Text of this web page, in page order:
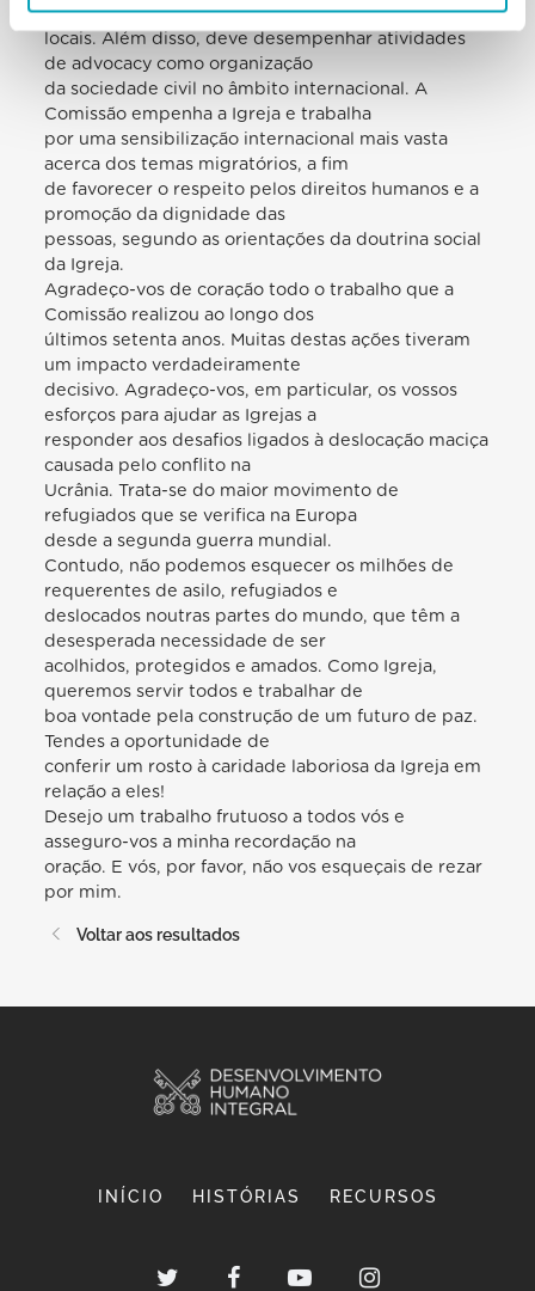
comunhão com as Igrejas
locais. Além disso, deve desempenhar atividades
de advocacy como organização
da sociedade civil no âmbito internacional. A
Comissão empenha a Igreja e trabalha
por uma sensibilização internacional mais vasta
acerca dos temas migratórios, a fim
de favorecer o respeito pelos direitos humanos e a
promoção da dignidade das
pessoas, segundo as orientações da doutrina social
da Igreja.
Agradeço-vos de coração todo o trabalho que a
Comissão realizou ao longo dos
últimos setenta anos. Muitas destas ações tiveram
um impacto verdadeiramente
decisivo. Agradeço-vos, em particular, os vossos
esforços para ajudar as Igrejas a
responder aos desafios ligados à deslocação maciça
causada pelo conflito na
Ucrânia. Trata-se do maior movimento de
refugiados que se verifica na Europa
desde a segunda guerra mundial.
Contudo, não podemos esquecer os milhões de
requerentes de asilo, refugiados e
deslocados noutras partes do mundo, que têm a
desesperada necessidade de ser
acolhidos, protegidos e amados. Como Igreja,
queremos servir todos e trabalhar de
boa vontade pela construção de um futuro de paz.
Tendes a oportunidade de
conferir um rosto à caridade laboriosa da Igreja em
relação a eles!
Desejo um trabalho frutuoso a todos vós e
asseguro-vos a minha recordação na
oração. E vós, por favor, não vos esqueçais de rezar
por mim.
Voltar aos resultados
INÍCIO HISTÓRIAS RECURSOS